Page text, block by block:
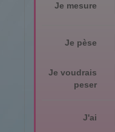
Je mesure
Je pèse
Je voudrais
peser
J'ai